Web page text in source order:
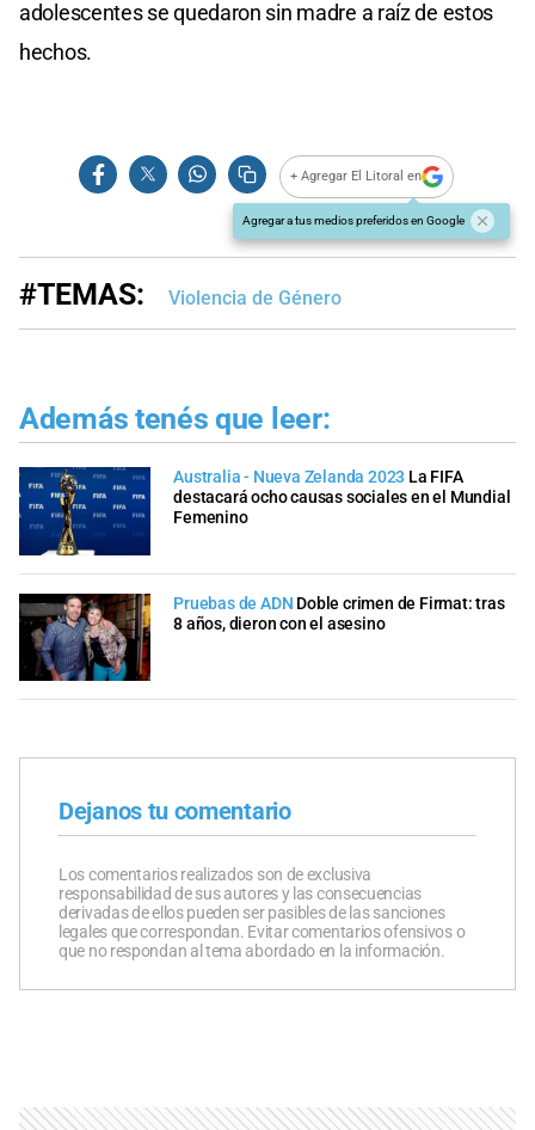
adolescentes se quedaron sin madre a raíz de estos
hechos.
+ Agregar El Litoral en
Agregar a tus medios preferidos en Google
#TEMAS: Violencia de Género
Además tenés que leer:
Australia - Nueva Zelanda 2023 La FIFA
destacará ocho causas sociales en el Mundial
Femenino
Pruebas de ADN Doble crimen de Firmat: tras
8 años, dieron con el asesino
Dejanos tu comentario
Los comentarios realizados son de exclusiva
responsabilidad de sus autores y las consecuencias
derivadas de ellos pueden ser pasibles de las sanciones
legales que correspondan. Evitar comentarios ofensivos o
que no respondan al tema abordado en la información.